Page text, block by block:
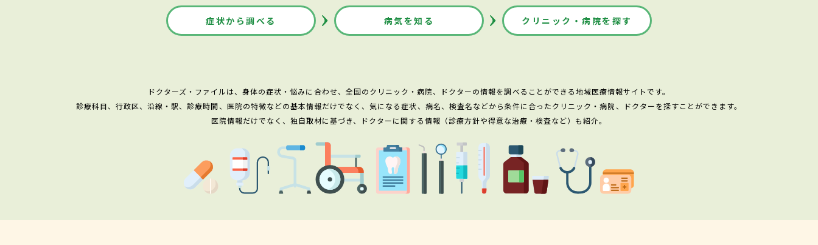
症状から調べる 病気を知る クリニック・病院を探す
ドクターズ・ファイルは、身体の症状・悩みに合わせ、全国のクリニック・病院、ドクターの情報を調べることができる地域医療情報サイトです。
診療科目、行政区、沿線・駅、診療時間、医院の特徴などの基本情報だけでなく、気になる症状、病名、検査名などから条件に合ったクリニック・病院、ドクターを探すことができます。
医院情報だけでなく、独自取材に基づき、ドクターに関する情報（診療方針や得意な治療・検査など）も紹介。